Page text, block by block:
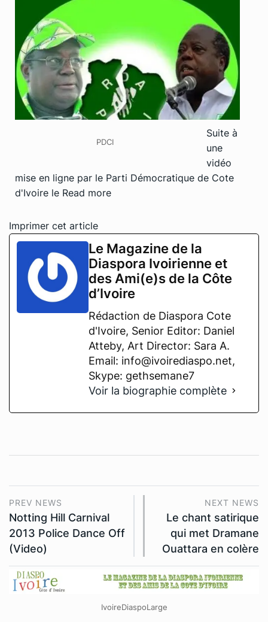
PDCI
Suite à
une
vidéo
mise en ligne par le Parti Démocratique de Cote
d'Ivoire le Read more
Imprimer cet article
Le Magazine de la
Diaspora Ivoirienne et
des Ami(e)s de la Côte
d’Ivoire
Rédaction de Diaspora Cote
d'Ivoire, Senior Editor: Daniel
Atteby, Art Director: Sara A.
Email: info@ivoirediaspo.net,
Skype: gethsemane7
Voir la biographie complète
PREV NEWS
Notting Hill Carnival
2013 Police Dance Off
(Video)
NEXT NEWS
Le chant satirique
qui met Dramane
Ouattara en colère
IvoireDiaspoLarge